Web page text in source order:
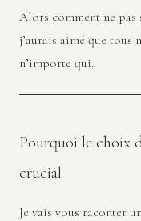
Alors comment ne
j’aurais aimé que tous
n’importe qui.
Pourquoi le choix
crucial
Je vais vous raconter